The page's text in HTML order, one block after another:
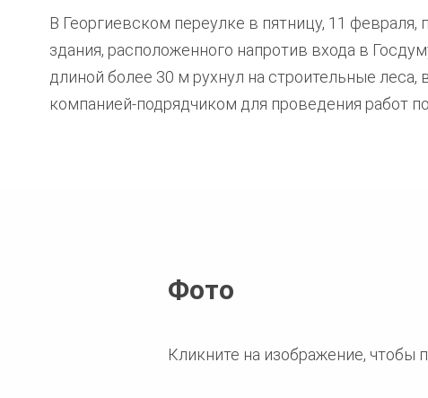
В Георгиевском переулке в пятницу, 11
здания, расположенного напротив входа в
длиной более 30 м рухнул на строительные леса,
компанией-подрядчиком для проведения работ
Фото
Кликните на изображение, чтобы